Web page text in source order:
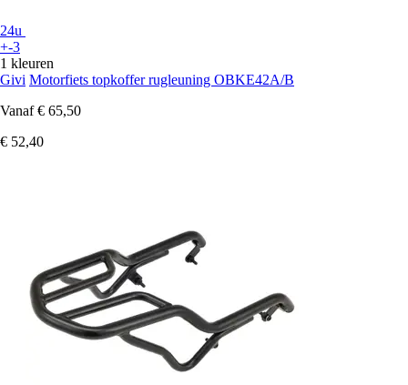
24u
+-3
1 kleuren
Givi Motorfiets topkoffer rugleuning OBKE42A/B
Vanaf € 65,50
€ 52,40